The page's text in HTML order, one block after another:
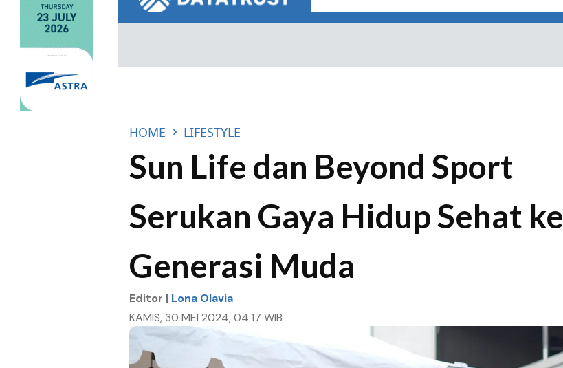
HOME LIFESTYLE
Sun Life dan Beyond Sport
Serukan Gaya Hidup Sehat ke
Generasi Muda
Editor | Lona Olavia
KAMIS, 30 MEI 2024, 04.17 WIB